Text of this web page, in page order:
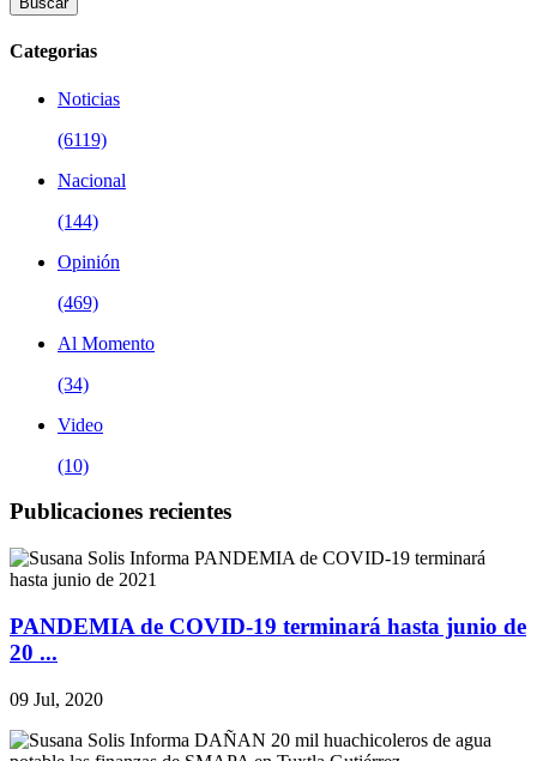
Categorias
Noticias
(6119)
Nacional
(144)
Opinión
(469)
Al Momento
(34)
Video
(10)
Publicaciones recientes
PANDEMIA de COVID-19 terminará hasta junio de
20 ...
09 Jul, 2020